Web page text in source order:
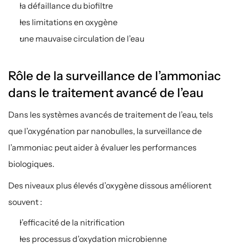
la défaillance du biofiltre
les limitations en oxygène
une mauvaise circulation de l’eau
Rôle de la surveillance de l’ammoniac
dans le traitement avancé de l’eau
Dans les systèmes avancés de traitement de l’eau, tels
que l’oxygénation par nanobulles, la surveillance de
l’ammoniac peut aider à évaluer les performances
biologiques.
Des niveaux plus élevés d’oxygène dissous améliorent
souvent :
l’efficacité de la nitrification
les processus d’oxydation microbienne